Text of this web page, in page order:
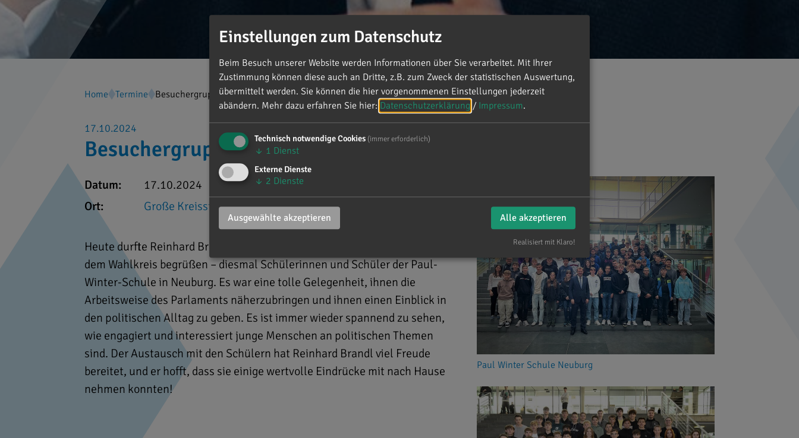
Home Termine Besuchergruppe aus dem Wahlkreis
17.10.2024
Besuchergruppe aus dem Wahlkreis
Paul Winter Schule Neuburg
Datum:
17.10.2024
Ort:
Große Kreisstadt Neuburg an der Donau
Heute durfte Reinhard Brandl im Bundestag eine Besuchergruppe aus
dem Wahlkreis begrüßen – diesmal Schülerinnen und Schüler der Paul-
Winter-Schule in Neuburg. Es war eine tolle Gelegenheit, ihnen die
Arbeitsweise des Parlaments näherzubringen und ihnen einen Einblick in
den politischen Alltag zu geben. Es ist immer wieder spannend zu sehen,
wie engagiert und interessiert junge Menschen an politischen Themen
sind. Der Austausch mit den Schülern hat Reinhard Brandl viel Freude
bereitet, und er hofft, dass sie einige wertvolle Eindrücke mit nach Hause
nehmen konnten!
Einstellungen zum Datenschutz
Beim Besuch unserer Website werden Informationen über Sie verarbeitet. Mit Ihrer
Zustimmung können diese auch an Dritte, z.B. zum Zweck der statistischen Auswertung,
übermittelt werden. Sie können die hier vorgenommenen Einstellungen jederzeit
abändern. Mehr dazu erfahren Sie hier: Datenschutzerklärung / Impressum.
Technisch notwendige Cookies (immer erforderlich)
↓ 1 Dienst
Externe Dienste
↓ 2 Dienste
Ausgewählte akzeptieren Alle akzeptieren
Realisiert mit Klaro!